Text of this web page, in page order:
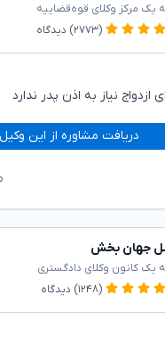
یک مرکز وکلای قوه‌قضاییه
(۲۷۷۳) دیدگاه
ازدواج نیاز به اذن پدر ندارد
دریافت مشاوره از این وکیل
جهان بخش
یک کانون وکلای دادگستری
(۱۲۴۸) دیدگاه